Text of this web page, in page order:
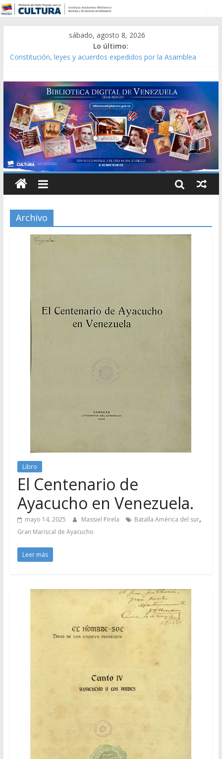
sábado, agosto 8, 2026
Lo último:
Constitución, leyes y acuerdos expedidos por la Asamblea
Modesta Bor Sánchez [material gráfico]
Gaceta Oficial de la República de Venezuela año CXXXIII Mes V,
Caracas 09 de marzo de 2006 N° 38.394
Catálogo temático de obras de Modesta Bor
Archivo
Libro
El Centenario de
Ayacucho en Venezuela.
mayo 14, 2025 Massiel Pirela Batalla América del sur,
Gran Mariscal de Ayacucho
Leer más